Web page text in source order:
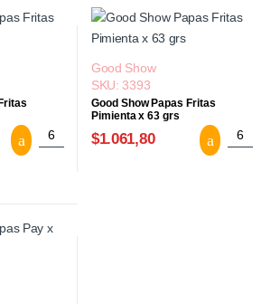
Good Show Papas Fritas Cheddar x 63
Good Show
SKU: 3393
Good Show Papas Fritas
Pimienta x 63 grs
$1.061,80 Good